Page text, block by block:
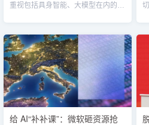
重视包括具身智能、大模型在内的技
式来构建技术创新生态。...
给 AI“补补课”：微软砸资源抢